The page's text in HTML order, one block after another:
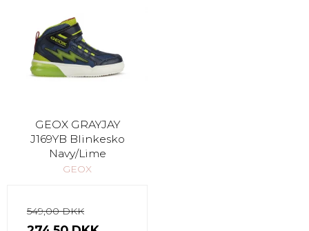
GEOX GRAYJAY
J169YB Blinkesko
Navy/Lime
GEOX
549,00 DKK